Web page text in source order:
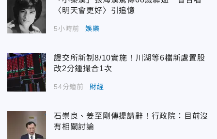
〈明天會更好〉引追憶
5小時前 娛樂
證交所新制8/10實施！川湖等6檔新處置股
改2分鍾撮合1次
54分鐘前 財經
石崇良、姜至剛傳提請辭！行政院：目前沒
有相關討論